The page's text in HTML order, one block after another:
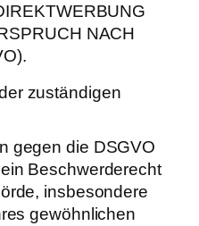
NACH
zuständigen
gegen die DSGVO
Beschwerderecht
insbesondere
gewöhnlichen